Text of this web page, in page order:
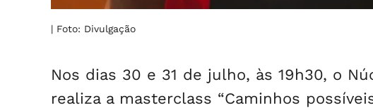
| Foto: Divulgação
Nos dias 30 e 31 de julho, às 19h30, o
realiza a masterclass “Caminhos